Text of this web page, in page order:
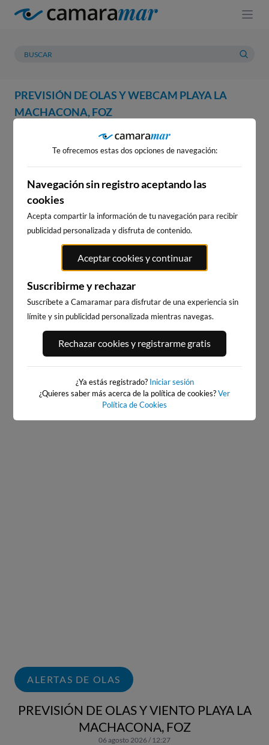
PREVISIÓN DE OLAS Y WEBCAM PLAYA LA
MACHACONA, FOZ
PREVISIÓN METEOROLOGÍA
WEBCAM PLAYA LA
MACHACONA, FOZ
WEBCAMS CERCANAS
3km · Burela
0.9 m
PLAYA DA RAPADOIRA
0.8 m CHOPI
ALERTAS DE OLAS
PREVISIÓN DE OLAS Y VIENTO PLAYA LA
MACHACONA, FOZ
06 agosto 2026 / 12:27
Te ofrecemos estas dos opciones de navegación:
Navegación sin registro aceptando las
cookies
Acepta compartir la información de tu navegación para recibir
publicidad personalizada y disfruta de contenido.
Aceptar cookies y continuar
Suscribirme y rechazar
Suscríbete a Camaramar para disfrutar de una experiencia sin
límite y sin publicidad personalizada mientras navegas.
Rechazar cookies y registrarme gratis
¿Ya estás registrado? Iniciar sesión
¿Quieres saber más acerca de la política de cookies?Ver
Política de Cookies